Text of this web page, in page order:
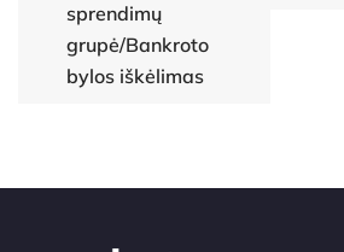
sprendimų
grupė/Bankroto
bylos iškėlimas